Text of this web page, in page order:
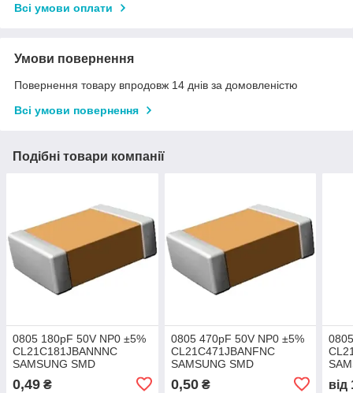
Всі умови оплати
Умови повернення
Повернення товару впродовж 14 днів за домовленістю
Всі умови повернення
Подібні товари компанії
0805 180pF 50V NP0 ±5%
CL21C181JBANNNC
SAMSUNG SMD
конденсатор керамічний
0,49 ₴
0805 470pF 50V NP0 ±5%
CL21C471JBANFNC
SAMSUNG SMD
конденсатор керамічний
0,50₴ від